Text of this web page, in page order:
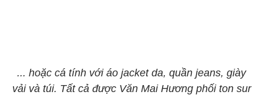
... hoặc cá tính với áo jacket da, quần jeans, giày
vải và túi. Tất cả được Văn Mai Hương phối ton sur